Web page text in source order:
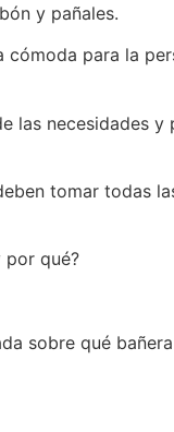
y pañales.
para la
las necesidades
tomar todas
por qué?
sobre qué